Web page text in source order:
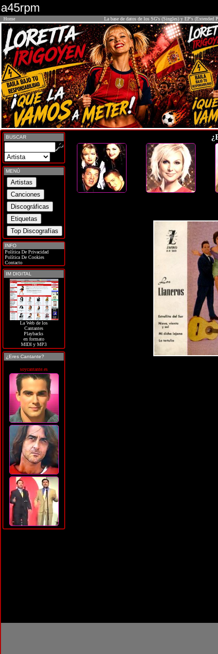
a45rpm
Home La base de datos de los SG's (Singles) y EP's (Extended
BUSCAR
MENÚ
INFO
Política De Privacidad
Política De Cookies
Contacto
IM DIGITAL
La Web de los
Cantantes
Playbacks
en formato
MIDI y MP3
¿Eres Cantante?
soycantante.es